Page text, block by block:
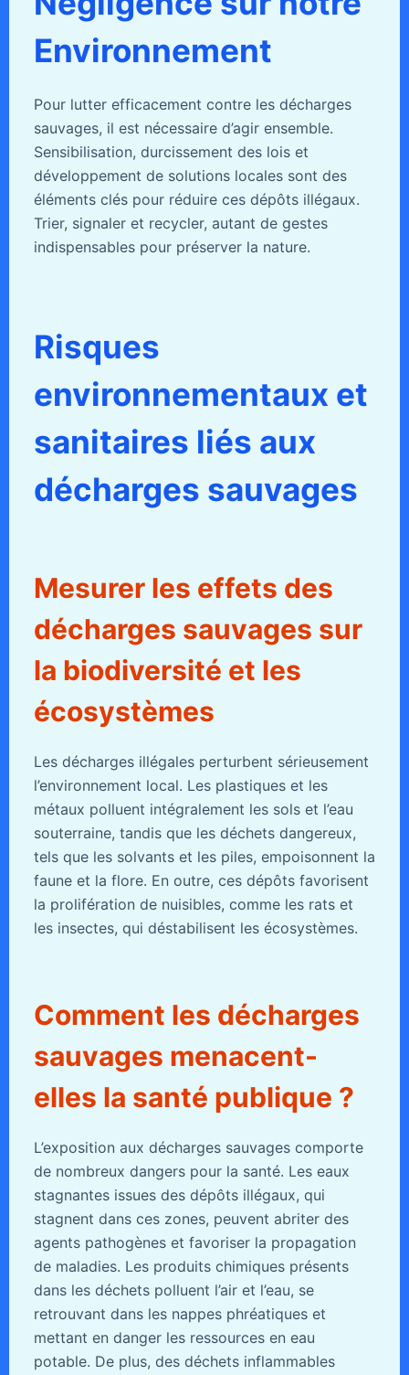
Environnement
Pour lutter efficacement contre les décharges
sauvages, il est nécessaire d’agir ensemble.
Sensibilisation, durcissement des lois et
développement de solutions locales sont des
éléments clés pour réduire ces dépôts illégaux.
Trier, signaler et recycler, autant de gestes
indispensables pour préserver la nature.
Risques
environnementaux et
sanitaires liés aux
décharges sauvages
Mesurer les effets des
décharges sauvages sur
la biodiversité et les
écosystèmes
Les décharges illégales perturbent sérieusement
l’environnement local. Les plastiques et les
métaux polluent intégralement les sols et l’eau
souterraine, tandis que les déchets dangereux,
tels que les solvants et les piles, empoisonnent la
faune et la flore. En outre, ces dépôts favorisent
la prolifération de nuisibles, comme les rats et
les insectes, qui déstabilisent les écosystèmes.
Comment les décharges
sauvages menacent-
elles la santé publique ?
L’exposition aux décharges sauvages comporte
de nombreux dangers pour la santé. Les eaux
stagnantes issues des dépôts illégaux, qui
stagnent dans ces zones, peuvent abriter des
agents pathogènes et favoriser la propagation
de maladies. Les produits chimiques présents
dans les déchets polluent l’air et l’eau, se
retrouvant dans les nappes phréatiques et
mettant en danger les ressources en eau
potable. De plus, des déchets inflammables